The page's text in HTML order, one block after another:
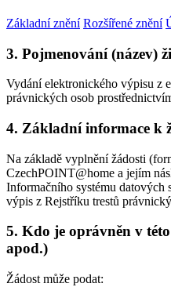
Základní znění Rozšířené znění
3. Pojmenování (název)
Vydání elektronického výpisu z
právnických osob
4. Základní informace k
Na základě vyplnění žádosti
CzechPOINT@home a jejím
Informačního systému datových
výpis z Rejstříku trestů
5. Kdo je oprávněn v
apod.)
Žádost může podat: